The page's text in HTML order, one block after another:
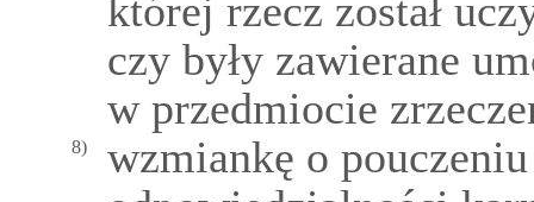
której rzecz został
czy były zawierane
w przedmiocie
8)
wzmiankę o